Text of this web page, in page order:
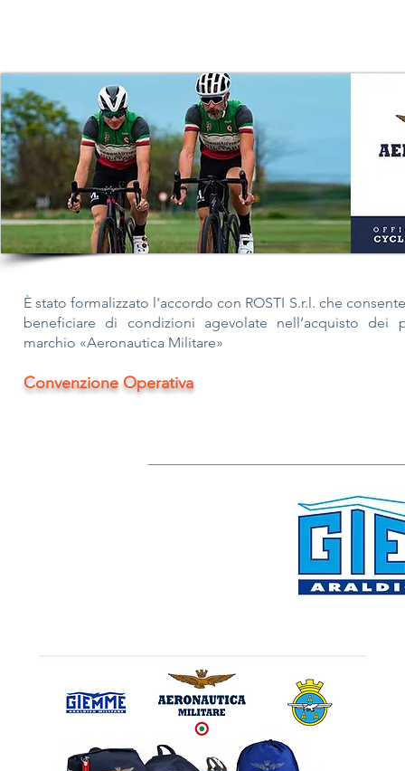
È stato formalizzato l'accordo con ROSTI S.r.l. che
beneficiare di condizioni agevolate nell’acquisto dei
marchio «Aeronautica Militare»
Convenzione Operativa